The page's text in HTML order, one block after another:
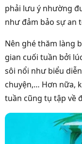
phải lưu ý nhường
như đảm bảo sự an
Nên ghé thăm làng
gian cuối tuần bởi
sôi nổi như biểu
chuyện,… Hơn nữa,
tuần cũng tụ tập về